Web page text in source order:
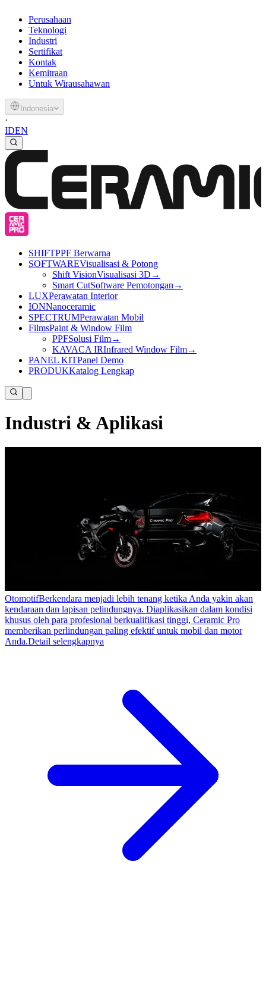
Perusahaan
Teknologi
Industri
Sertifikat
Kontak
Kemitraan
Untuk Wirausahawan
Indonesia
·
IDEN
SHIFTPPF Berwarna
SOFTWAREVisualisasi & Potong
Shift VisionVisualisasi 3D →
Smart CutSoftware Pemotongan →
LUXPerawatan Interior
IONNanoceramic
SPECTRUMPerawatan Mobil
FilmsPaint & Window Film
PPFSolusi Film→
KAVACA IRInfrared Window Film→
PANEL KITPanel Demo
PRODUKKatalog Lengkap
Industri & Aplikasi
OtomotifBerkendara menjadi lebih tenang ketika Anda yakin akan
kendaraan dan lapisan pelindungnya. Diaplikasikan dalam kondisi
khusus oleh para profesional berkualifikasi tinggi, Ceramic Pro
memberikan perlindungan paling efektif untuk mobil dan motor
Anda.Detail selengkapnya